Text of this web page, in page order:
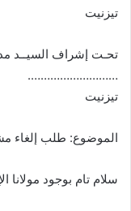
تيزنيت
تحـت إشراف السيــد
……………………….
تيزنيت
الموضوع: طلب إلغاء
سلام تام بوجود مولانا